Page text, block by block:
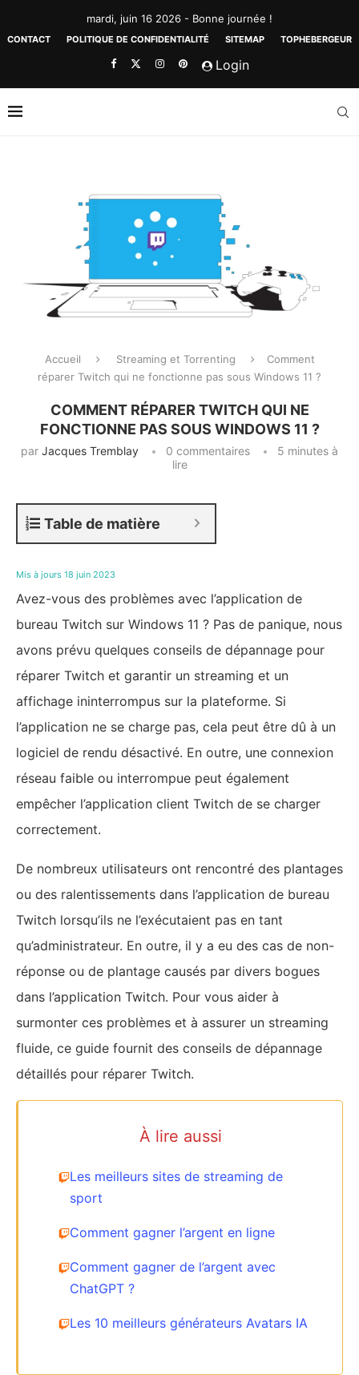
mardi, juin 16 2026 - Bonne journée !
CONTACT POLITIQUE DE CONFIDENTIALITÉ SITEMAP TOPHEBERGEUR
Login
Accueil Streaming et Torrenting
Comment
réparer Twitch qui ne fonctionne pas sous Windows 11 ?
COMMENT RÉPARER TWITCH QUI NE
FONCTIONNE PAS SOUS WINDOWS 11 ?
par Jacques Tremblay 0 commentaires
5 minutes à
lire
Table de matière
Mis à jours 18 juin 2023
Avez-vous des problèmes avec l’application de
bureau Twitch sur Windows 11 ? Pas de panique, nous
avons prévu quelques conseils de dépannage pour
réparer Twitch et garantir un streaming et un
affichage ininterrompus sur la plateforme. Si
l’application ne se charge pas, cela peut être dû à un
logiciel de rendu désactivé. En outre, une connexion
réseau faible ou interrompue peut également
empêcher l’application client Twitch de se charger
correctement.
De nombreux utilisateurs ont rencontré des plantages
ou des ralentissements dans l’application de bureau
Twitch lorsqu’ils ne l’exécutaient pas en tant
qu’administrateur. En outre, il y a eu des cas de non-
réponse ou de plantage causés par divers bogues
dans l’application Twitch. Pour vous aider à
surmonter ces problèmes et à assurer un streaming
fluide, ce guide fournit des conseils de dépannage
détaillés pour réparer Twitch.
À lire aussi
Les meilleurs sites de streaming de
sport
Comment gagner l’argent en ligne
Comment gagner de l’argent avec
ChatGPT ?
Les 10 meilleurs générateurs Avatars IA